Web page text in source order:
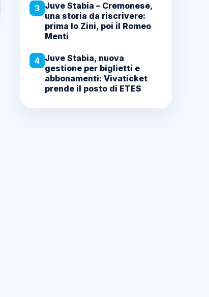
3 Juve Stabia – Cremonese,
una storia da riscrivere:
prima lo Zini, poi il Romeo
Menti
4 Juve Stabia, nuova
gestione per biglietti e
abbonamenti: Vivaticket
prende il posto di ETES